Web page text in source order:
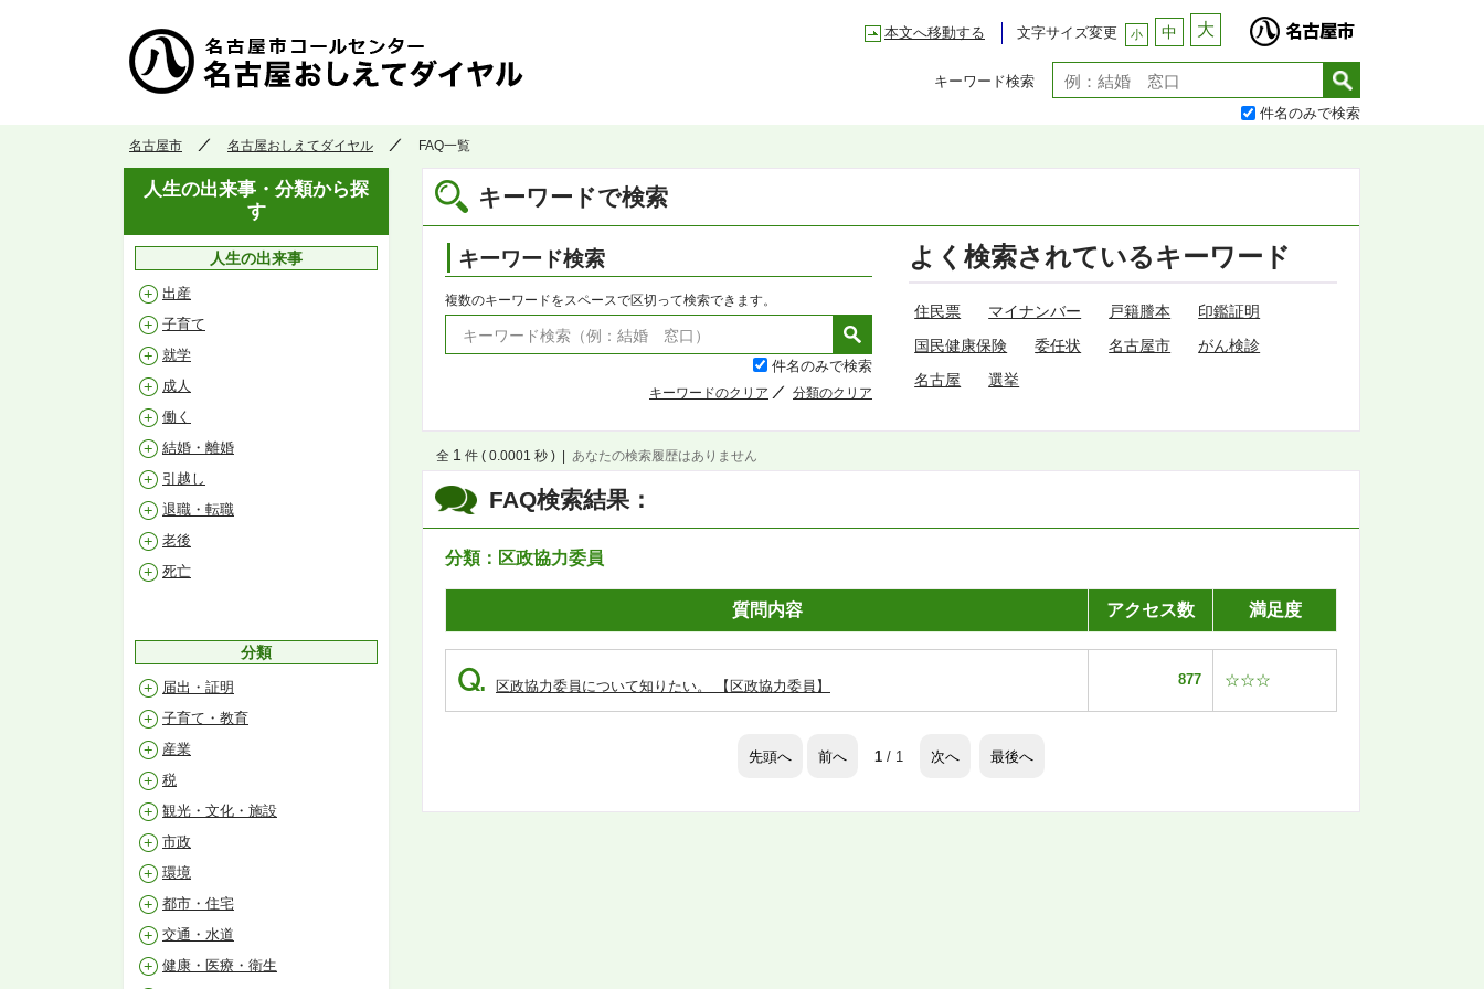
本文へ移動する 文字サイズ変更 小 中 大
キーワード検索
件名のみで検索
名古屋市 名古屋おしえてダイヤル FAQ一覧
キーワードで検索
キーワード検索
複数のキーワードをスペースで区切って検索できます。
件名のみで検索
キーワードのクリア 分類のクリア
よく検索されているキーワード
住民票 マイナンバー 戸籍謄本
印鑑証明
国民健康保険
委任状 名古屋市
がん検診
名古屋
選挙
FAQ検索結果：
分類：区政協力委員
全 1 件 ( 0.0001 秒 ) あなたの検索履歴はありません
質問内容 アクセス数 満足度
Q. 区政協力委員について知りたい。 【区政協力委員】 877 ☆☆☆
先頭へ 前へ 1 / 1 次へ 最後へ
人生の出来事・分類から探
す
人生の出来事
出産
子育て
就学
成人
働く
結婚・離婚
引越し
退職・転職
老後
死亡
分類
届出・証明
子育て・教育
産業
税
観光・文化・施設
市政
環境
都市・住宅
交通・水道
健康・医療・衛生